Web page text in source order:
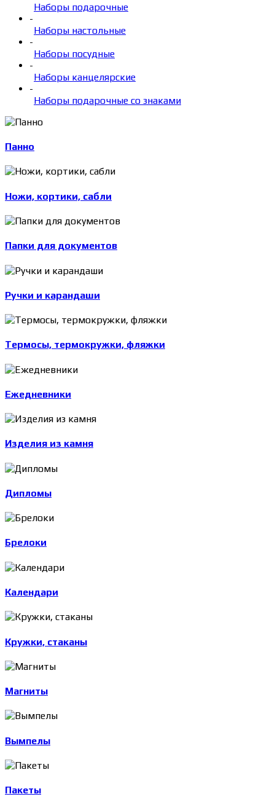
Наборы подарочные
-
Наборы настольные
-
Наборы посудные
-
Наборы канцелярские
-
Наборы подарочные со знаками
Панно
Ножи, кортики, сабли
Папки для документов
Ручки и карандаши
Термосы, термокружки, фляжки
Ежедневники
Изделия из камня
Дипломы
Брелоки
Календари
Кружки, стаканы
Магниты
Вымпелы
Пакеты